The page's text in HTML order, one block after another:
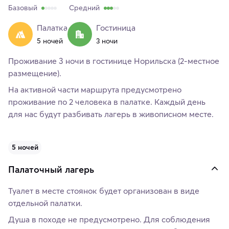
Базовый Средний
Палатка
5 ночей
Гостиница
3 ночи
Проживание 3 ночи в гостинице Норильска (2-местное
размещение).
На активной части маршрута предусмотрено
проживание по 2 человека в палатке. Каждый день
для нас будут разбивать лагерь в живописном месте.
5 ночей
Палаточный лагерь
Туалет в месте стоянок будет организован в виде
отдельной палатки.
Душа в походе не предусмотрено. Для соблюдения